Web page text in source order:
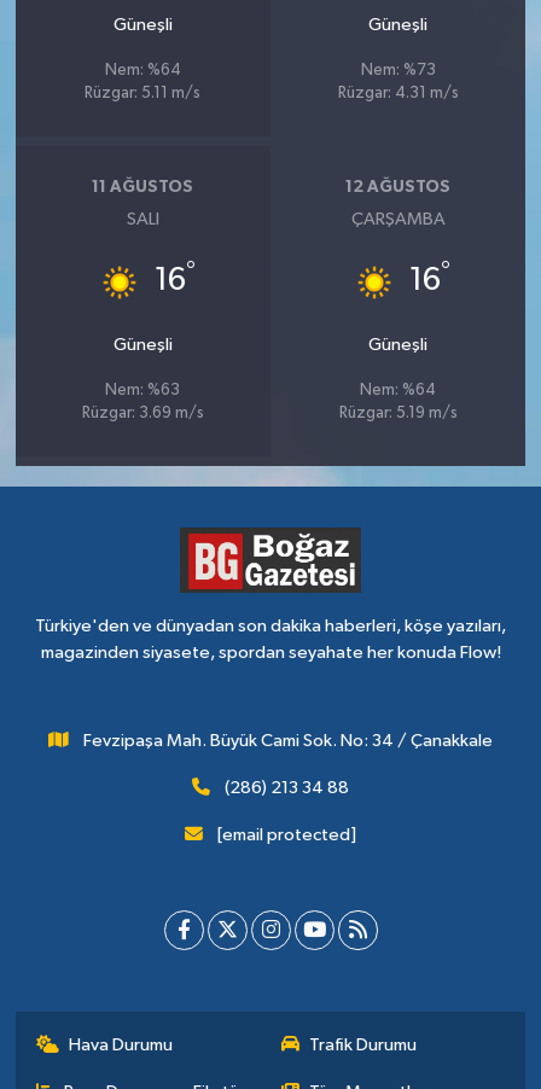
Güneşli
Nem: %64
Rüzgar: 5.11 m/s
Güneşli
Nem: %73
Rüzgar: 4.31 m/s
11 AĞUSTOS
SALI
16°
Güneşli
Nem: %63
Rüzgar: 3.69 m/s
12 AĞUSTOS
ÇARŞAMBA
16°
Güneşli
Nem: %64
Rüzgar: 5.19 m/s
Türkiye'den ve dünyadan son dakika haberleri, köşe yazıları,
magazinden siyasete, spordan seyahate her konuda Flow!
Fevzipaşa Mah. Büyük Cami Sok. No: 34 / Çanakkale
(286) 213 34 88
[email protected]
Hava Durumu Trafik Durumu